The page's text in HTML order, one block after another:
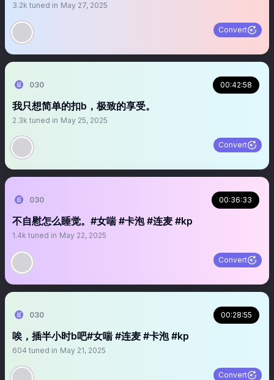
3.2k tuned in May 27, 2025
Convert
030 00:42:58
我只想简单的扣b，极致的享受。
2.3k tuned in May 25, 2025
Convert
030 00:36:33
不自慰怎么睡觉。#女喘 #卡泡 #连麦 #kp
1.4k tuned in May 22, 2025
Convert
030 00:28:55
唉，插半小时b吧#女喘 #连麦 #卡泡 #kp
604 tuned in May 21, 2025
Convert